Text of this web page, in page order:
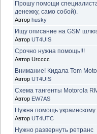
Прошу помощи
денежку, само собой).
Автор husky
Ищу описание на GSM
Автор UT4UIS
Срочно нужна помощь!!!
Автор Urcccc
Внимание! Кидала Tom
Автор UT4UIS
Схема тангенты Motorola
Автор EW7AS
Нужна помощь
Автор UT4UTC
Нужно развернуть ретранс